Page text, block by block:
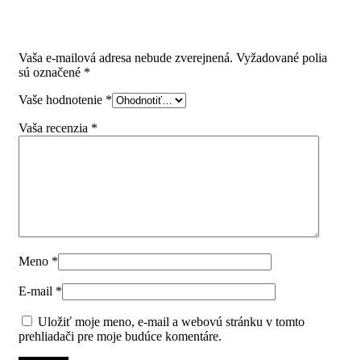
Vaša e-mailová adresa nebude zverejnená. Vyžadované polia
sú označené *
Vaše hodnotenie *
Vaša recenzia *
Meno *
E-mail *
Uložiť moje meno, e-mail a webovú stránku v tomto
prehliadači pre moje budúce komentáre.